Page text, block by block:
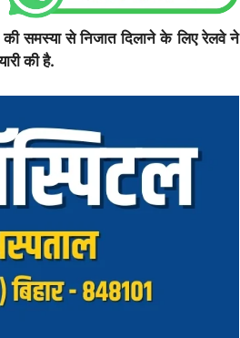
समस्या से निजात दिलाने के लिए रेलवे ने
की है.